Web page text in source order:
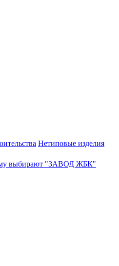
Нетиповые изделия
выбирают "ЗАВОД ЖБК"